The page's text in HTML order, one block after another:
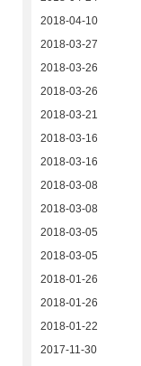
2018-04-10
2018-03-27
2018-03-26
2018-03-26
2018-03-21
2018-03-16
2018-03-16
2018-03-08
2018-03-08
2018-03-05
2018-03-05
2018-01-26
2018-01-26
2018-01-22
2017-11-30